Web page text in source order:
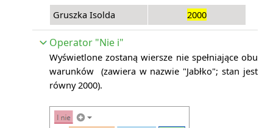
Gruszka Isolda 2000
Operator "Nie i"
Wyświetlone zostaną wiersze nie spełniające obu
warunków (zawiera w nazwie "Jabłko"; stan jest
równy 2000).